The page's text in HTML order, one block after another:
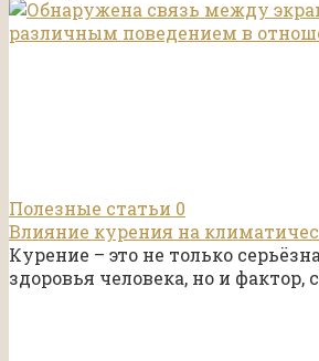
Полезные статьи 0
Влияние курения на
Курение – это не только
здоровья человека, но и